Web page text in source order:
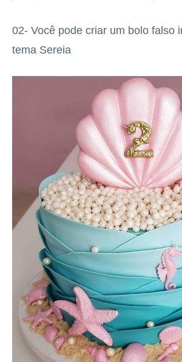
02- Você pode criar um bolo falso
tema Sereia